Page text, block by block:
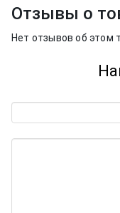
Отзывы о
Нет отзывов об этом